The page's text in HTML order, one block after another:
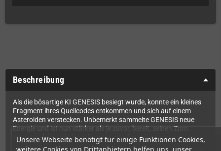
Unsere Webseite benötigt für einige Funktionen Cookies,
Beschreibung
Als die bösartige KI GENESIS besiegt wurde, konnte ein kleines
Fragment ihres Quellcodes entkommen und sich auf einem
Asteroiden verstecken. Unbemerkt sammelte GENESIS neue
Energie und ist nun stärker als je zuvor, bereit, seinen Zorn
erneut auf die Erde loszulassen und alles Leben auszurotten...